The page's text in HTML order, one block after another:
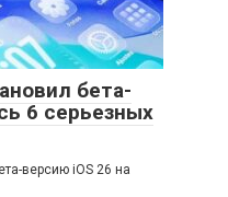
бета-
6 серьезных
версию iOS 26 на